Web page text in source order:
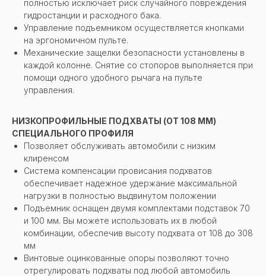
полностью исключает риск случайного повреждения
гидростанции и расходного бака.
Управление подъемником осуществляется кнопками
на эргономичном пульте.
Механические защелки безопасности установлены в
каждой колонне. Снятие со стопоров выполняется при
помощи одного удобного рычага на пульте
управления.
НИЗКОПРОФИЛЬНЫЕ ПОДХВАТЫ (ОТ 108 ММ)
СПЕЦИАЛЬНОГО ПРОФИЛЯ
Позволяет обслуживать автомобили с низким
клиренсом
Система компенсации провисания подхватов
обеспечивает надежное удержание максимальной
нагрузки в полностью выдвинутом положении
Подъемник оснащен двумя комплектами подставок 70
и 100 мм. Вы можете использовать их в любой
комбинации, обеспечив высоту подхвата от 108 до 308
мм
Винтовые оцинкованные опоры позволяют точно
отрегулировать подхваты под любой автомобиль